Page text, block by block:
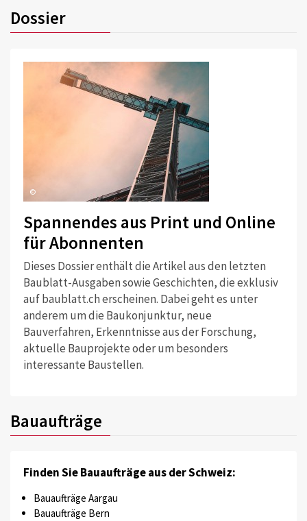
Dossier
©
Spannendes aus Print und Online
für Abonnenten
Dieses Dossier enthält die Artikel aus den letzten
Baublatt-Ausgaben sowie Geschichten, die exklusiv
auf baublatt.ch erscheinen. Dabei geht es unter
anderem um die Baukonjunktur, neue
Bauverfahren, Erkenntnisse aus der Forschung,
aktuelle Bauprojekte oder um besonders
interessante Baustellen.
Bauaufträge
Finden Sie Bauaufträge aus der Schweiz:
Bauaufträge Aargau
Bauaufträge Bern